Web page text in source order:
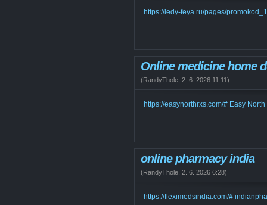
https://ledy-feya.ru/pages/
Online medicine home
(RandyThole 2. 6. 2026 11:11)
https://easynorthrxs.com/# Easy North
online pharmacy india
(RandyThole 2. 6. 2026 6:28)
https://fleximedsindia.com/#